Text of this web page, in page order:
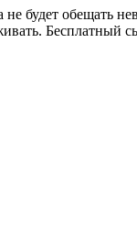
не будет обещать
Бесплатный